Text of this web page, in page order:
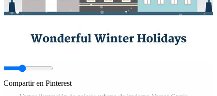
Compartir en Pinterest